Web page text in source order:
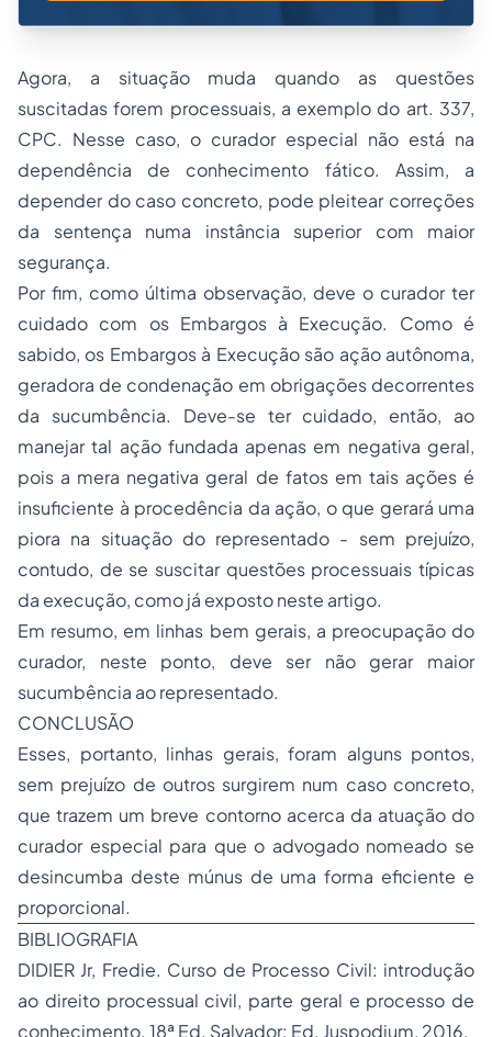
Agora, a situação muda quando as questões
suscitadas forem processuais, a exemplo do art. 337,
CPC. Nesse caso, o curador especial não está na
dependência de conhecimento fático. Assim, a
depender do caso concreto, pode pleitear correções
da sentença numa instância superior com maior
segurança.
Por fim, como última observação, deve o curador ter
cuidado com os Embargos à Execução. Como é
sabido, os Embargos à Execução são ação autônoma,
geradora de condenação em obrigações decorrentes
da sucumbência. Deve-se ter cuidado, então, ao
manejar tal ação fundada apenas em negativa geral,
pois a mera negativa geral de fatos em tais ações é
insuficiente à procedência da ação, o que gerará uma
piora na situação do representado - sem prejuízo,
contudo, de se suscitar questões processuais típicas
da execução, como já exposto neste artigo.
Em resumo, em linhas bem gerais, a preocupação do
curador, neste ponto, deve ser não gerar maior
sucumbência ao representado.
CONCLUSÃO
Esses, portanto, linhas gerais, foram alguns pontos,
sem prejuízo de outros surgirem num caso concreto,
que trazem um breve contorno acerca da atuação do
curador especial para que o advogado nomeado se
desincumba deste múnus de uma forma eficiente e
proporcional.
BIBLIOGRAFIA
DIDIER Jr, Fredie. Curso de Processo Civil: introdução
ao direito processual civil, parte geral e processo de
conhecimento. 18ª Ed. Salvador: Ed. Juspodium, 2016.